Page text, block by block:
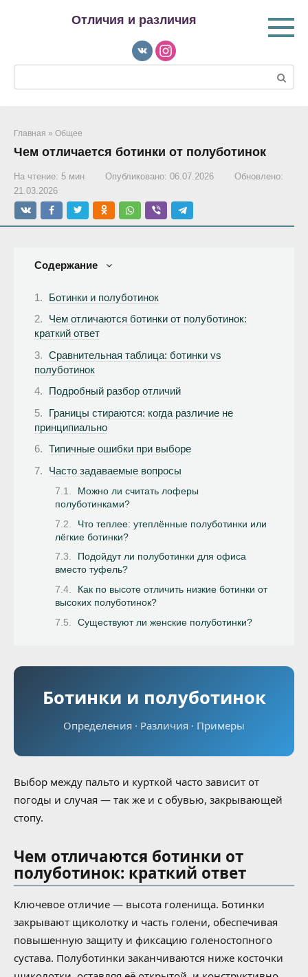
Отличия и различия
Главная » Общее
Чем отличается ботинки от полуботинок
На чтение: 5 мин Опубликовано: 06.07.2026
Обновлено:
21.03.2026
Содержание
Ботинки и полуботинок
Чем отличаются ботинки от полуботинок:
краткий ответ
Сравнительная таблица: ботинки vs
полуботинок
Подробный разбор отличий
Границы стираются: когда различие не
принципиально
Типичные ошибки при выборе
Часто задаваемые вопросы
Можно ли считать лоферы
полуботинками?
Что теплее: утеплённые полуботинки или
лёгкие ботинки?
Подойдут ли полуботинки для офиса
вместо туфель?
Как по высоте отличить низкие ботинки от
высоких полуботинок?
Существуют ли женские полуботинки?
Ботинки и полуботинок
Определения · Различия · Примеры
Выбор между пальто и курткой часто зависит от
погоды и случая — так же и с обувью, закрывающей
стопу.
Чем отличаются ботинки от
полуботинок: краткий ответ
Ключевое отличие — высота голенища. Ботинки
закрывают щиколотку и часть голени, обеспечивая
повышенную защиту и фиксацию голеностопного
сустава. Полуботинки заканчиваются ниже косточки